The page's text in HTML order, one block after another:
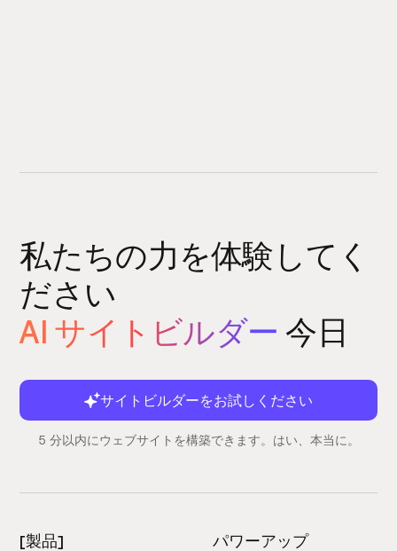
私たちの力を体験してく
ださい
AI サイトビルダー 今日
サイトビルダーをお試しください
5 分以内にウェブサイトを構築できます。はい、本当に。
[製品] パワーアップ